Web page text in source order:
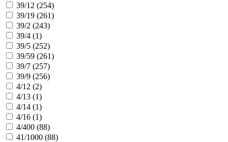
39/12 (254)
39/19 (261)
39/2 (243)
39/4 (1)
39/5 (252)
39/59 (261)
39/7 (257)
39/9 (256)
4/12 (2)
4/13 (1)
4/14 (1)
4/16 (1)
4/400 (88)
41/1000 (88)